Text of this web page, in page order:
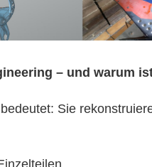
– und warum
Sie